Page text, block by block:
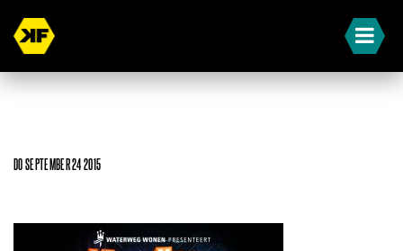
DO SEPTEMBER 24 2015